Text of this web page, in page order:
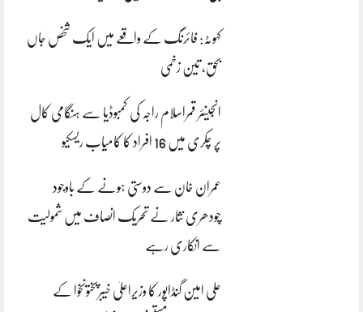
کہوٹہ: فائرنگ کے واقعے میں ایک شخص جاں
بحق، تین زخمی
انجینئر قمراسلام راجہ کی کمبوڈیا سے ہنگامی کال
پر چکری میں 16 افراد کا کامیاب ریسکیو
عمران خان سے دوستی ہونے کے باوجود
چودھری نثار نے تحریک انصاف میں شمولیت
سے انکاری رہے
علی امین گنڈاپور کا وزیراعلیٰ خیبرپختونخوا کے